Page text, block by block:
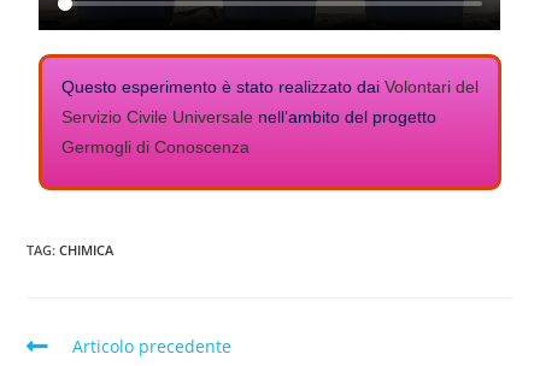
Questo esperimento è stato realizzato daiVolontari del
Servizio Civile Universale nell’ambito del progetto
Germogli di Conoscenza
TAG:CHIMICA
Articolo precedente